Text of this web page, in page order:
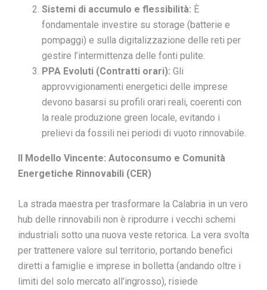
Sistemi di accumulo e flessibilità: È
fondamentale investire su storage (batterie e
pompaggi) e sulla digitalizzazione delle reti per
gestire l’intermittenza delle fonti pulite.
PPA Evoluti (Contratti orari): Gli
approvvigionamenti energetici delle imprese
devono basarsi su profili orari reali, coerenti con
la reale produzione green locale, evitando i
prelievi da fossili nei periodi di vuoto rinnovabile.
Il Modello Vincente: Autoconsumo e Comunità
Energetiche Rinnovabili (CER)
La strada maestra per trasformare la Calabria in un vero
hub delle rinnovabili non è riprodurre i vecchi schemi
industriali sotto una nuova veste retorica. La vera svolta
per trattenere valore sul territorio, portando benefici
diretti a famiglie e imprese in bolletta (andando oltre i
limiti del solo mercato all’ingrosso), risiede